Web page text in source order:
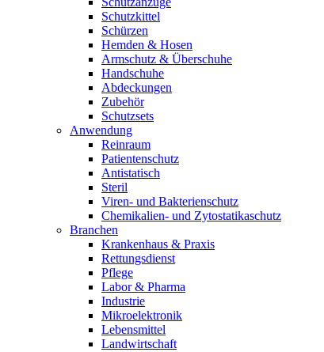
Schutzkittel
Schürzen
Hemden & Hosen
Armschutz & Überschuhe
Handschuhe
Abdeckungen
Zubehör
Schutzsets
Anwendung
Reinraum
Patientenschutz
Antistatisch
Steril
Viren- und Bakterienschutz
Chemikalien- und Zytostatikaschutz
Branchen
Krankenhaus & Praxis
Rettungsdienst
Pflege
Labor & Pharma
Industrie
Mikroelektronik
Lebensmittel
Landwirtschaft